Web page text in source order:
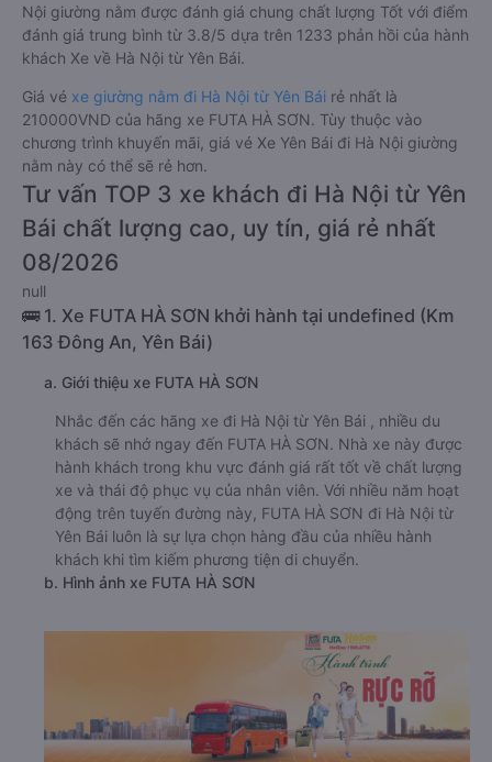
Nội giường nằm được đánh giá chung chất lượng Tốt với điểm
đánh giá trung bình từ 3.8/5 dựa trên 1233 phản hồi của hành
khách Xe về Hà Nội từ Yên Bái.
Giá vé xe giường nằm đi Hà Nội từ Yên Bái rẻ nhất là
210000VND của hãng xe FUTA HÀ SƠN. Tùy thuộc vào
chương trình khuyến mãi, giá vé Xe Yên Bái đi Hà Nội giường
nằm này có thể sẽ rẻ hơn.
Tư vấn TOP 3 xe khách đi Hà Nội từ Yên
Bái chất lượng cao, uy tín, giá rẻ nhất
08/2026
null
🚌 1. Xe FUTA HÀ SƠN khởi hành tại undefined (Km
163 Đông An, Yên Bái)
a. Giới thiệu xe FUTA HÀ SƠN
Nhắc đến các hãng xe đi Hà Nội từ Yên Bái , nhiều du
khách sẽ nhớ ngay đến FUTA HÀ SƠN. Nhà xe này được
hành khách trong khu vực đánh giá rất tốt về chất lượng
xe và thái độ phục vụ của nhân viên. Với nhiều năm hoạt
động trên tuyến đường này, FUTA HÀ SƠN đi Hà Nội từ
Yên Bái luôn là sự lựa chọn hàng đầu của nhiều hành
khách khi tìm kiếm phương tiện di chuyển.
b. Hình ảnh xe FUTA HÀ SƠN